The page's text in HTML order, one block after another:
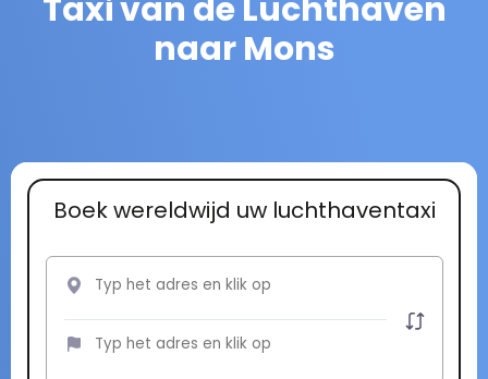
Taxi van de Luchthaven
naar Mons
Boek wereldwijd uw luchthaventaxi